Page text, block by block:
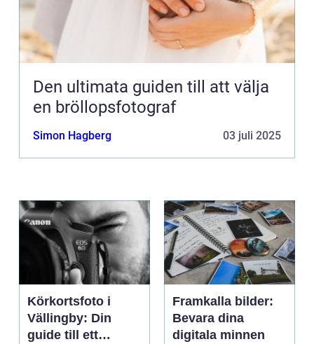
Den ultimata guiden till att välja
en bröllopsfotograf
Simon Hagberg 03 juli 2025
Körkortsfoto i
Vällingby: Din
guide till ett
Framkalla bilder:
Bevara dina
digitala minnen